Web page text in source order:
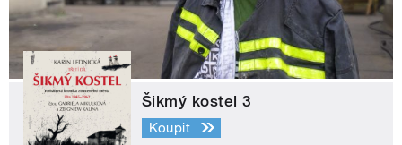
Šikmý kostel 3
Koupit